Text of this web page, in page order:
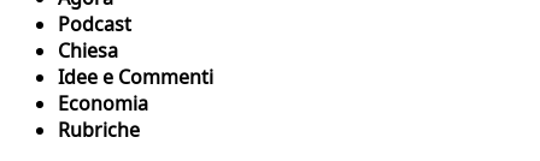
Podcast
Chiesa
Idee e Commenti
Economia
Rubriche